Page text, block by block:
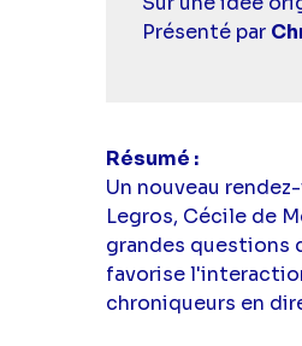
simba
Présenté par
Résumé
Un nouveau
Legros, Cécile de
grandes questions
favorise
chroniqueurs en